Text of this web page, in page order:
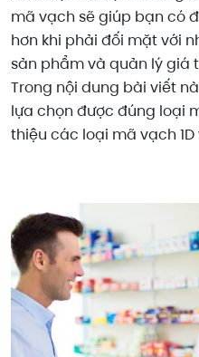
mã vạch sẽ giúp bạn có
hơn khi phải đối mặt với
sản phẩm và quản lý giá
Trong nội dung bài viết
lựa chọn được đúng loại
thiệu các loại mã vạch